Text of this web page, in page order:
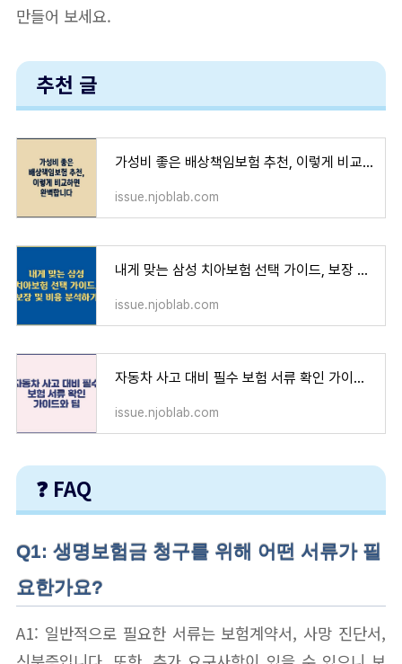
만들어 보세요.
추천 글
가성비 좋은 배상책임보험 추천, 이렇게 비교하면 완벽합니다
issue.njoblab.com
내게 맞는 삼성 치아보험 선택 가이드, 보장 및 비용 분석하기
issue.njoblab.com
자동차 사고 대비 필수 보험 서류 확인 가이드와 팁
issue.njoblab.com
❓ FAQ
Q1: 생명보험금 청구를 위해 어떤 서류가 필
요한가요?
A1: 일반적으로 필요한 서류는 보험계약서, 사망 진단서,